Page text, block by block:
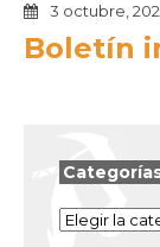
3 octubre,
Boletín
Categorías